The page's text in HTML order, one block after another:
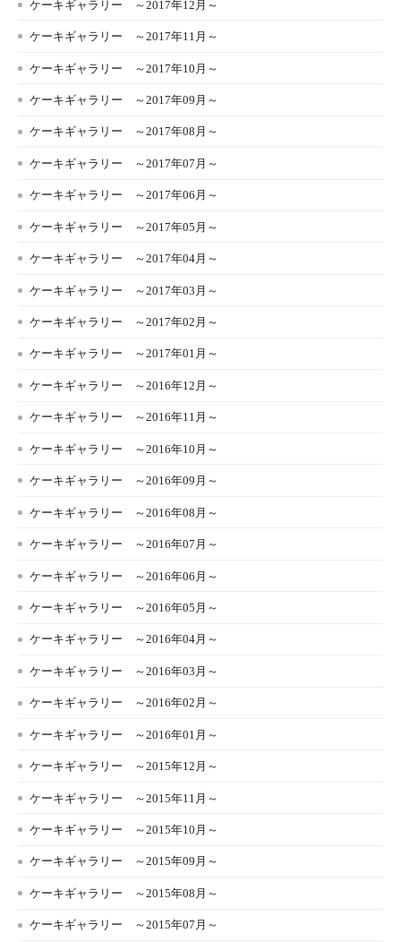
ケーキギャラリー ～2017年12月～
ケーキギャラリー ～2017年11月～
ケーキギャラリー ～2017年10月～
ケーキギャラリー ～2017年09月～
ケーキギャラリー ～2017年08月～
ケーキギャラリー ～2017年07月～
ケーキギャラリー ～2017年06月～
ケーキギャラリー ～2017年05月～
ケーキギャラリー ～2017年04月～
ケーキギャラリー ～2017年03月～
ケーキギャラリー ～2017年02月～
ケーキギャラリー ～2017年01月～
ケーキギャラリー ～2016年12月～
ケーキギャラリー ～2016年11月～
ケーキギャラリー ～2016年10月～
ケーキギャラリー ～2016年09月～
ケーキギャラリー ～2016年08月～
ケーキギャラリー ～2016年07月～
ケーキギャラリー ～2016年06月～
ケーキギャラリー ～2016年05月～
ケーキギャラリー ～2016年04月～
ケーキギャラリー ～2016年03月～
ケーキギャラリー ～2016年02月～
ケーキギャラリー ～2016年01月～
ケーキギャラリー ～2015年12月～
ケーキギャラリー ～2015年11月～
ケーキギャラリー ～2015年10月～
ケーキギャラリー ～2015年09月～
ケーキギャラリー ～2015年08月～
ケーキギャラリー ～2015年07月～